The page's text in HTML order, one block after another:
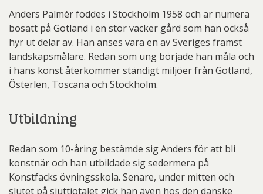
Anders Palmér föddes i Stockholm 1958 och är numera
bosatt på Gotland i en stor vacker gård som han också
hyr ut delar av. Han anses vara en av Sveriges främst
landskapsmålare. Redan som ung började han måla och
i hans konst återkommer ständigt miljöer från Gotland,
Österlen, Toscana och Stockholm.
Utbildning
Redan som 10-åring bestämde sig Anders för att bli
konstnär och han utbildade sig sedermera på
Konstfacks övningsskola. Senare, under mitten och
slutet på sjuttiotalet gick han även hos den danske